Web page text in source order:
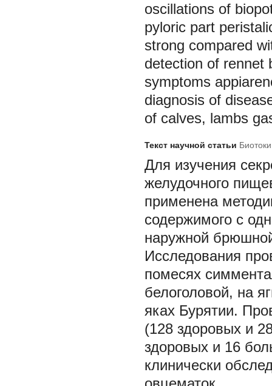
oscillations of
pyloric part
strong compared
detection of rennet
symptoms
diagnosis of
of calves, lambs
Текст научной статьи
Для изучения
желудочного
применена
содержимого с
наружной
Исследования
помесях
белоголовой, на
яках Бурятии.
(128 здоровых и
здоровых и 16
клинически